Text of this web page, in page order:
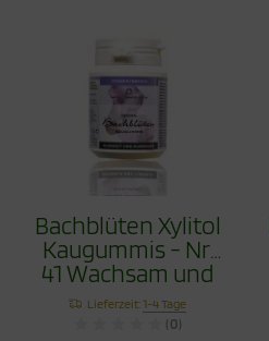
Bachblüten Xylitol
Kaugummis - Nr.
41 Wachsam und
Beständig 60g
Lieferzeit:1-4 Tage
(0)